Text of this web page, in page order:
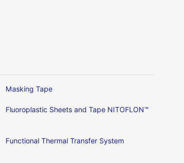
Masking Tape
Fluoroplastic Sheets and Tape NITOFLON™
Functional Thermal Transfer System